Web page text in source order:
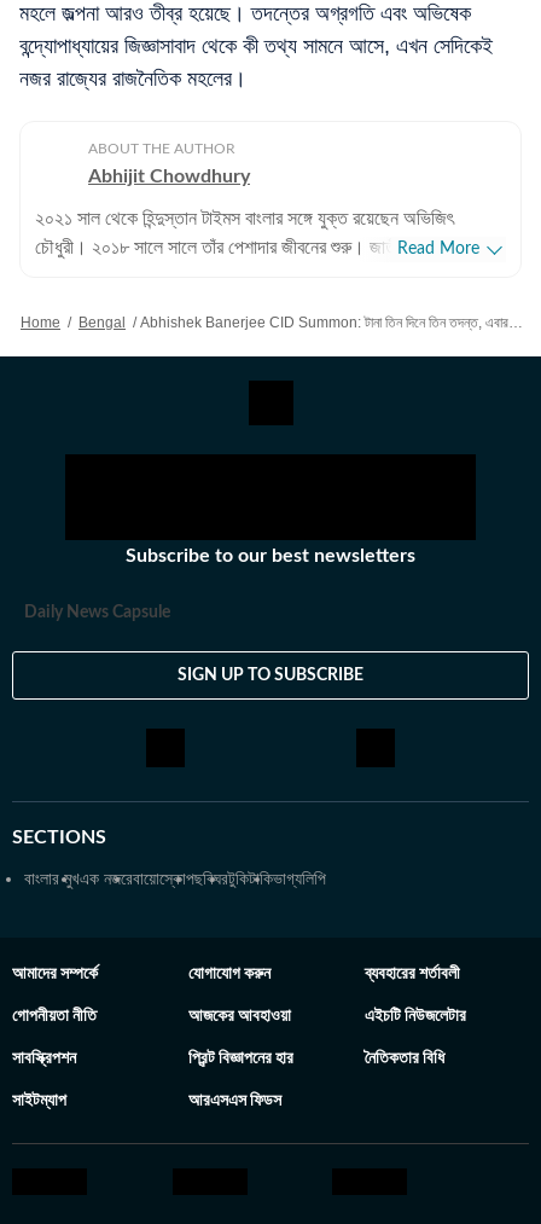
মহলে জল্পনা আরও তীব্র হয়েছে। তদন্তের অগ্রগতি এবং অভিষেক
বন্দ্যোপাধ্যায়ের জিজ্ঞাসাবাদ থেকে কী তথ্য সামনে আসে, এখন সেদিকেই
নজর রাজ্যের রাজনৈতিক মহলের।
ABOUT THE AUTHOR
Abhijit Chowdhury
২০২১ সাল থেকে হিন্দুস্তান টাইমস বাংলার সঙ্গে যুক্ত রয়েছেন অভিজিৎ
চৌধুরী। ২০১৮ সালে সালে তাঁর পেশাদার জীবনের শুরু। জাতীয়, আন্তর্জাতিক
বিষয়ে তাঁর আগ্রহ সবচেয়ে বেশি। কলকাতা বিশ্ববিদ্যালয় থেকে সাংবাদিকতায়
ভারতে কাজ করার অভিজ্ঞতা রয়েছে অভিজিতের। এছাড়া আকাশবাণীতে রেডিও
জকি হিসেবেও কাজ করেছিলেন তিনি। খবরের জগৎ ছাড়া খেলাধুলো, ইতিহাসে
থেকে। এরপর কলকাতা বিশ্ববিদ্যালয় থেকে একই বিষয়ে স্নাতকোত্তর ডিগ্রি
বই পড়ে এবং বিভিন্ন বিষয়ে ডকুমেন্টারি দেখে।
Read More
Home / Bengal / Abhishek Banerjee CID Summon: টানা তিন দিনে তিন তদন্ত, এবার ‘ডিজে’ মন্তব্যে সিআইডির মুখোমুখি অভিষেক বন্দ্যোপাধ্যায়
Subscribe to our best newsletters
Daily News Capsule
SIGN UP TO SUBSCRIBE
SECTIONS
বাংলার মুখএক নজরেবায়োস্কোপছবিঘরটুকিটাকিভাগ্যলিপি
আমাদের সম্পর্কে যোগাযোগ করুন ব্যবহারের শর্তাবলী
গোপনীয়তা নীতি আজকের আবহাওয়া এইচটি নিউজলেটার
সাবস্ক্রিপশন প্রিন্ট বিজ্ঞাপনের হার নৈতিকতার বিধি
সাইটম্যাপ আরএসএস ফিডস